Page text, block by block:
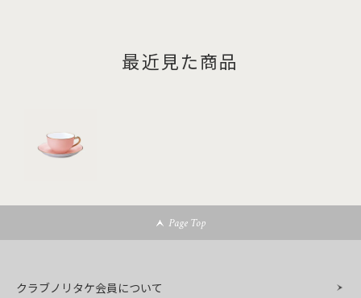
最近見た商品
Page Top
クラブノリタケ会員について